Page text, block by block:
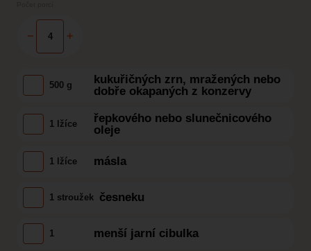
− +
500 g
kukuřičných zrn, mražených nebo
dobře okapaných z konzervy
1 lžíce
řepkového nebo slunečnicového
oleje
1 lžíce másla
1 stroužek česneku
1 menší jarní cibulka